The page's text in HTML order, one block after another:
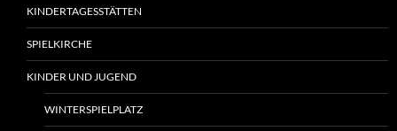
KINDERTAGESSTÄTTEN
SPIELKIRCHE
KINDER UND JUGEND
WINTERSPIELPLATZ